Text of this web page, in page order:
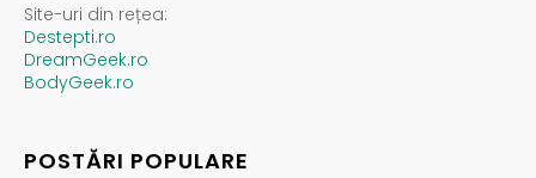
Site-uri din rețea:
Destepti.ro
DreamGeek.ro
BodyGeek.ro
POSTĂRI POPULARE